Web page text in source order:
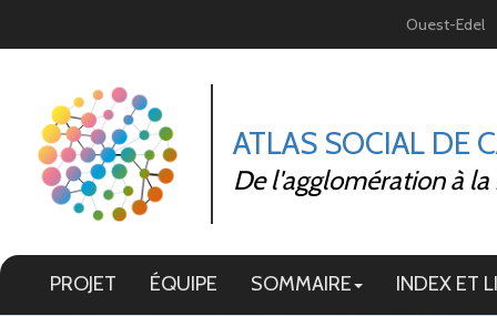
Ouest-Edel
ATLAS SOCIAL DE
De l'agglomération à
PROJET ÉQUIPE SOMMAIRE INDEX ET